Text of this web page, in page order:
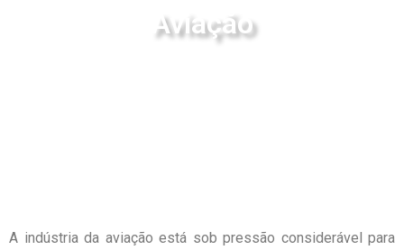
Aviação
A indústria da aviação está sob pressão considerável para